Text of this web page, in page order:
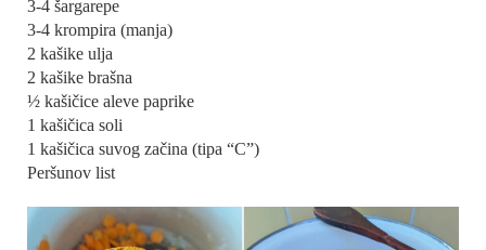
3-4 šargarepe
3-4 krompira (manja)
2 kašike ulja
2 kašike brašna
½ kašičice aleve paprike
1 kašičica soli
1 kašičica suvog začina (tipa “C”)
Peršunov list